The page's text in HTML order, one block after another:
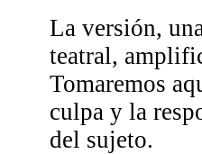
La versión,
teatral,
Tomaremos
culpa y la
del sujeto.